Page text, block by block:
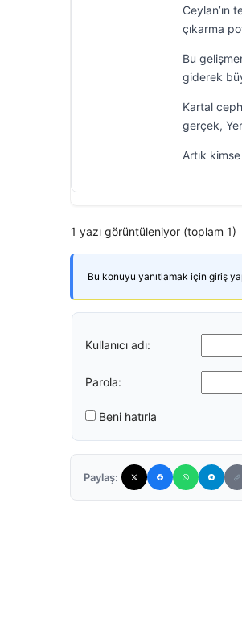
Ceylan’ın
çıkarma
Bu
giderek
Kartal
gerçek,
Artık
1 yazı görüntüleniyor (toplam 1)
Bu konuyu yanıtlamak için giriş
Kullanıcı adı:
Parola:
Beni hatırla
Paylaş: